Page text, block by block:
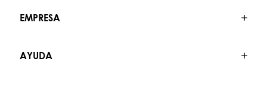
EMPRESA
AYUDA